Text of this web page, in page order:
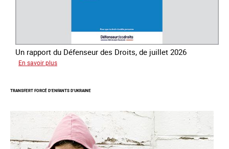
Un rapport du Défenseur des Droits, de juillet 2026
En savoir plus
les
victimes
de
traite
des
TRANSFERT FORCÉ D’ENFANTS D’UKRAINE